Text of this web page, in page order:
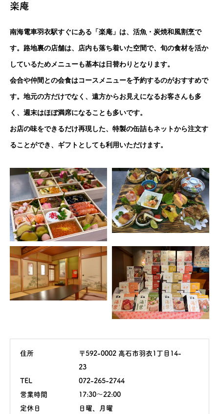
楽庵
南海電車羽衣駅すぐにある「楽庵」は、活魚・炭焼和風割烹で
す。路地裏の店舗は、店内も落ち着いた空間で、旬の食材を活か
しているためメニューも基本は日替わりとなります。
会合や仲間との会食はコースメニューを予約するのがおすすめで
す。地元の方だけでなく、遠方からお見えになるお客さんも多
く、週末はほぼ満席になることも多いです。
お店の味をできるだけ再現した、特製の缶詰もネットから注文す
ることができ、ギフトとしても利用いただけます。
住所
〒592-0002 高石市羽衣1丁目14-
23
TEL
072-265-2744
営業時間
17:30〜22:00
定休日
日曜、月曜